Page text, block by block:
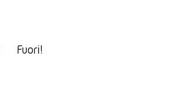
Fuori!